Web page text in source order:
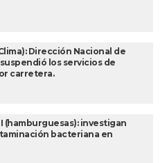
Dirección Nacional de
los servicios de
carretera.
(hamburguesas): investigan
bacteriana en